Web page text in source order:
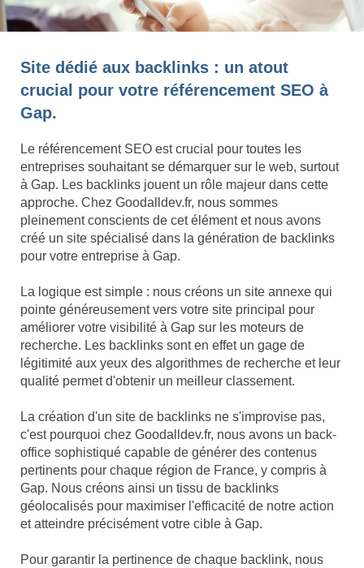
Site dédié aux backlinks : un atout
crucial pour votre référencement SEO à
Gap.
Le référencement SEO est crucial pour toutes les
entreprises souhaitant se démarquer sur le web, surtout
à Gap. Les backlinks jouent un rôle majeur dans cette
approche. Chez Goodalldev.fr, nous sommes
pleinement conscients de cet élément et nous avons
créé un site spécialisé dans la génération de backlinks
pour votre entreprise à Gap.
La logique est simple : nous créons un site annexe qui
pointe généreusement vers votre site principal pour
améliorer votre visibilité à Gap sur les moteurs de
recherche. Les backlinks sont en effet un gage de
légitimité aux yeux des algorithmes de recherche et leur
qualité permet d'obtenir un meilleur classement.
La création d'un site de backlinks ne s'improvise pas,
c'est pourquoi chez Goodalldev.fr, nous avons un back-
office sophistiqué capable de générer des contenus
pertinents pour chaque région de France, y compris à
Gap. Nous créons ainsi un tissu de backlinks
géolocalisés pour maximiser l'efficacité de notre action
et atteindre précisément votre cible à Gap.
Pour garantir la pertinence de chaque backlink, nous